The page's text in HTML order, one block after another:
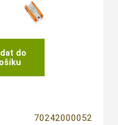
70242000052